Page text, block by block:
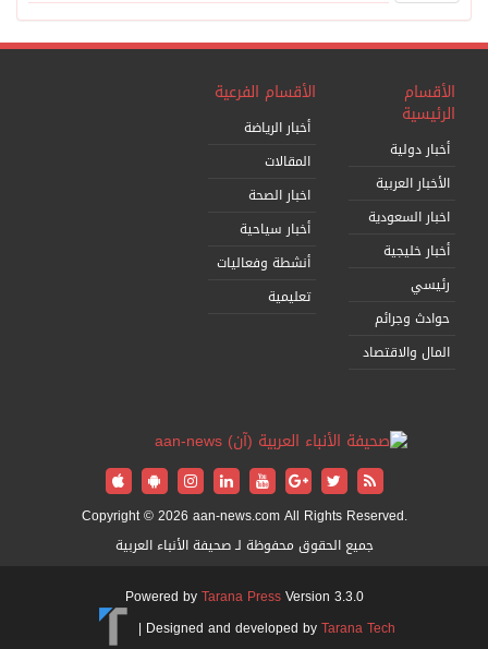
الأقسام
الرئيسية
أخبار دولية
الأخبار العربية
اخبار السعودية
أخبار خليجية
رئيسي
حوادث وجرائم
المال والاقتصاد
الأقسام الفرعية
أخبار الرياضة
المقالات
اخبار الصحة
أخبار سياحية
أنشطة وفعاليات
تعليمية
Copyright © 2026 aan-news.com All Rights Reserved.
جميع الحقوق محفوظة لـ صحيفة الأنباء العربية
Powered byTarana PressVersion 3.3.0
Designed and developed byTarana Tech
|